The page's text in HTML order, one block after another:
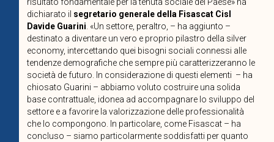
dichiarato il segretario generale della Fisascat Cisl
Davide Guarini . «Un settore, peraltro, – ha aggiunto –
destinato a diventare un vero e proprio pilastro della silver
economy, intercettando quei bisogni sociali connessi alle
tendenze demografiche che sempre più caratterizzeranno le
società de futuro. In considerazione di questi elementi – ha
chiosato Guarini – abbiamo voluto costruire una solida
base contrattuale, idonea ad accompagnare lo sviluppo del
settore e a favorire la valorizzazione delle professionalità
che lo compongono. In particolare, come Fisascat – ha
concluso – siamo particolarmente soddisfatti per quanto